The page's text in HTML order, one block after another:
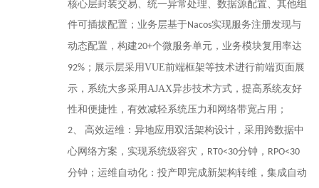
核心层封装交易、统一异常处理、数据源配置、其他组
件可插拔配置；业务层基于Nacos实现服务注册发现与
动态配置，构建20+个微服务单元，业务模块复用率达
92% ；展示层采用VUE前端框架等技术进行前端页面展
示，系统大多采用AJAX异步技术方式，提高系统友好
性和便捷性，有效减轻系统压力和网络带宽占用；
2、 高效运维：异地应用双活架构设计，采用跨数据中
心网络方案，实现系统级容灾， RT0<30分钟， RPO<30
分钟；运维自动化： 投产即完成新架构转维，集成自动